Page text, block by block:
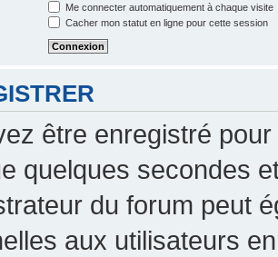
Me connecter automatiquement à chaque visite
Cacher mon statut en ligne pour cette session
être enregistré
quelques secondes
du forum peut
aux utilisateurs